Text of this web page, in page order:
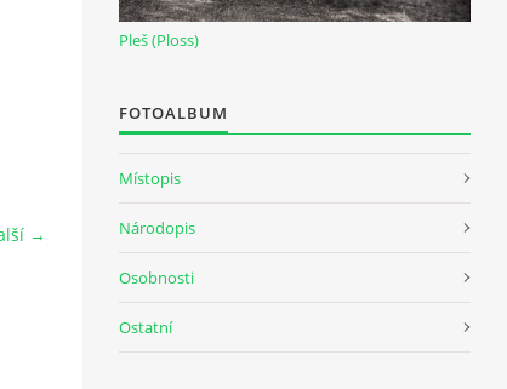
→
Pleš (Ploss)
FOTOALBUM
Místopis
Národopis
Osobnosti
Ostatní